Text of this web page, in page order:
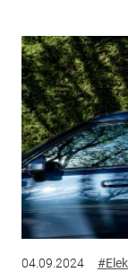
04.09.2024